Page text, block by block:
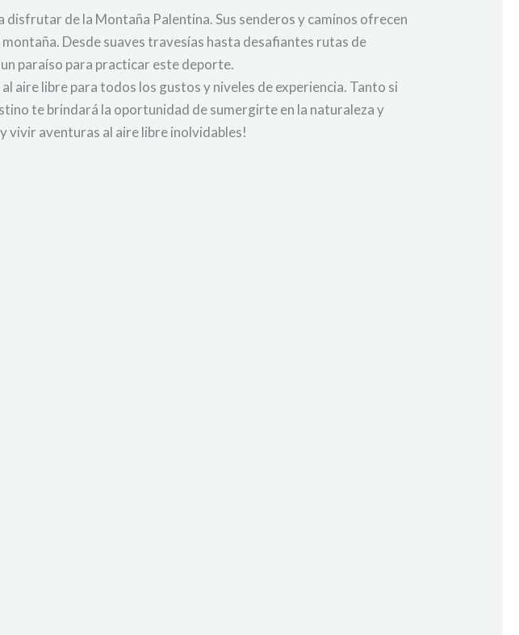
de la Montaña Palentina. Sus senderos y caminos ofrecen
Desde suaves travesías hasta desafiantes rutas de
paraíso para practicar este deporte.
aire libre para todos los gustos y niveles de experiencia. Tanto si
te brindará la oportunidad de sumergirte en la naturaleza y
vivir aventuras al aire libre inolvidables!